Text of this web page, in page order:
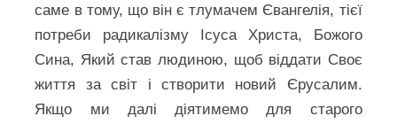
саме в тому, що він є тлумачем Євангелія, тієї
потреби радикалізму Ісуса Христа, Божого
Сина, Який став людиною, щоб віддати Своє
життя за світ і створити новий Єрусалим.
Якщо ми далі діятимемо для старого